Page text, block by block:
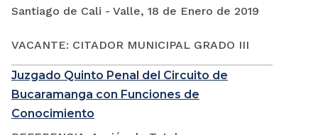
Santiago de Cali - Valle, 18 de Enero de 2019
VACANTE: CITADOR MUNICIPAL GRADO III
Juzgado Quinto Penal del Circuito de
Bucaramanga con Funciones de
Conocimiento